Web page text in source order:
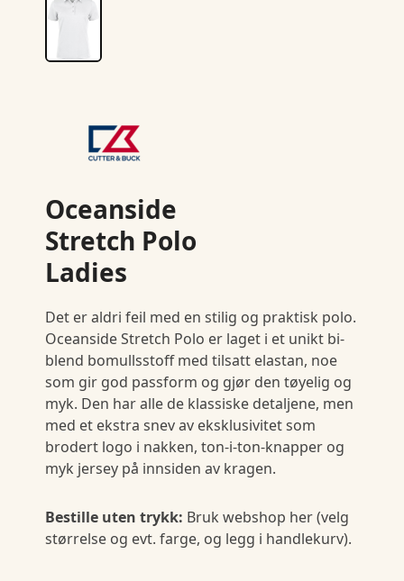
Oceanside
Stretch Polo
Ladies
Det er aldri feil med en stilig og praktisk polo.
Oceanside Stretch Polo er laget i et unikt bi-
blend bomullsstoff med tilsatt elastan, noe
som gir god passform og gjør den tøyelig og
myk. Den har alle de klassiske detaljene, men
med et ekstra snev av eksklusivitet som
brodert logo i nakken, ton-i-ton-knapper og
myk jersey på innsiden av kragen.
Bestille uten trykk: Bruk webshop her (velg
størrelse og evt. farge, og legg i handlekurv).